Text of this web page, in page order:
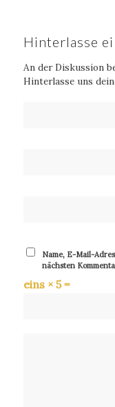
Hinterlasse
An der Diskussion
Hinterlasse uns
Name, E-Mail-
nächsten
eins × 5 =